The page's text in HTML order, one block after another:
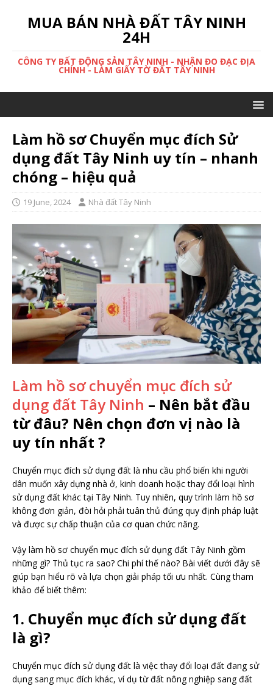
MUA BÁN NHÀ ĐẤT TÂY NINH
24H
CÔNG TY BẤT ĐỘNG SẢN TÂY NINH - NHẬN ĐO ĐẠC ĐỊA
CHÍNH - LÀM GIẤY TỜ ĐẤT TÂY NINH
Làm hồ sơ Chuyển mục đích Sử
dụng đất Tây Ninh uy tín – nhanh
chóng – hiệu quả
19 June, 2024 Nhà đất Tây Ninh
Làm hồ sơ chuyển mục đích sử
dụng đất Tây Ninh – Nên bắt đầu
từ đâu? Nên chọn đơn vị nào là
uy tín nhất ?
Chuyển mục đích sử dụng đất là nhu cầu phổ biến khi người
dân muốn xây dựng nhà ở, kinh doanh hoặc thay đổi loại hình
sử dụng đất khác tại Tây Ninh. Tuy nhiên, quy trình làm hồ sơ
không đơn giản, đòi hỏi phải tuân thủ đúng quy định pháp luật
và được sự chấp thuận của cơ quan chức năng.
Vậy làm hồ sơ chuyển mục đích sử dụng đất Tây Ninh gồm
những gì? Thủ tục ra sao? Chi phí thế nào? Bài viết dưới đây sẽ
giúp bạn hiểu rõ và lựa chọn giải pháp tối ưu nhất. Cùng tham
khảo để biết thêm:
1. Chuyển mục đích sử dụng đất
là gì?
Chuyển mục đích sử dụng đất là việc thay đổi loại đất đang sử
dụng sang mục đích khác, ví dụ từ đất nông nghiệp sang đất